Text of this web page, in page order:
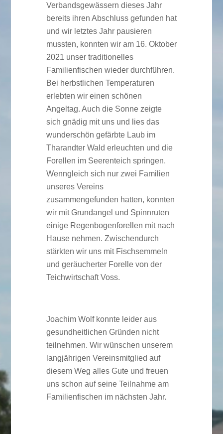
Verbandsgewässern dieses Jahr
bereits ihren Abschluss gefunden hat
und wir letztes Jahr pausieren
mussten, konnten wir am 16. Oktober
2021 unser traditionelles
Familienfischen wieder durchführen.
Bei herbstlichen Temperaturen
erlebten wir einen schönen
Angeltag. Auch die Sonne zeigte
sich gnädig mit uns und lies das
wunderschön gefärbte Laub im
Tharandter Wald erleuchten und die
Forellen im Seerenteich springen.
Wenngleich sich nur zwei Familien
unseres Vereins
zusammengefunden hatten, konnten
wir mit Grundangel und Spinnruten
einige Regenbogenforellen mit nach
Hause nehmen. Zwischendurch
stärkten wir uns mit Fischsemmeln
und geräucherter Forelle von der
Teichwirtschaft Voss.
Joachim Wolf konnte leider aus
gesundheitlichen Gründen nicht
teilnehmen. Wir wünschen unserem
langjährigen Vereinsmitglied auf
diesem Weg alles Gute und freuen
uns schon auf seine Teilnahme am
Familienfischen im nächsten Jahr.